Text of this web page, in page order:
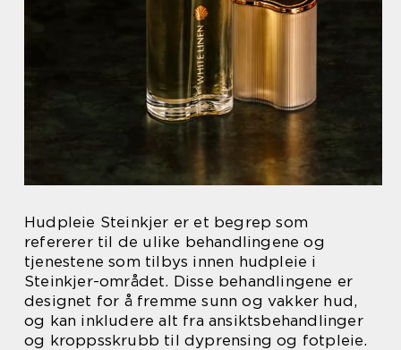
Hudpleie Steinkjer er et begrep som
refererer til de ulike behandlingene og
tjenestene som tilbys innen hudpleie i
Steinkjer-området. Disse behandlingene er
designet for å fremme sunn og vakker hud,
og kan inkludere alt fra ansiktsbehandlinger
og kroppsskrubb til dyprensing og fotpleie.